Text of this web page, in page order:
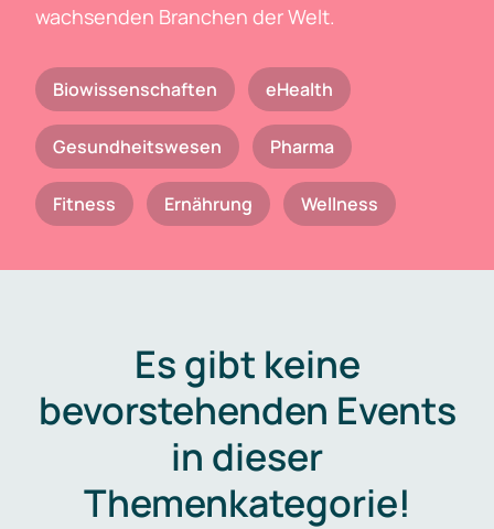
wachsenden Branchen der Welt.
Biowissenschaften eHealth
Gesundheitswesen Pharma
Fitness Ernährung Wellness
Es gibt keine
bevorstehenden Events
in dieser
Themenkategorie!